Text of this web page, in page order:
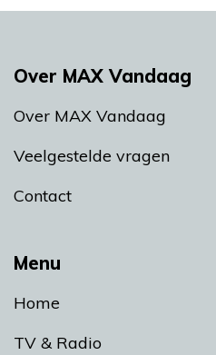
Menu
Home
TV & Radio
Over MAX Vandaag
Over MAX Vandaag
Veelgestelde vragen
Contact